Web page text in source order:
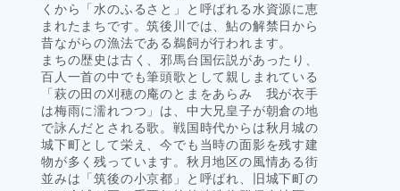
くから「水のふるさと」と呼ばれる水資源に恵
まれたまちです。筑後川では、鮎の解禁日から
昔ながらの漁法である鵜飼が行われます。
まちの歴史は古く、邪馬台国伝説があったり、
百人一首の中でも筆頭歌として親しまれている
「萩の田の刈穂の庵のとまをあらみ 我が衣手
は梅雨に濡れつつ」は、中大兄皇子が朝倉の地
で詠んだとされる歌。戦国時代からは秋月城の
城下町として栄え、今でも当時の面影を残す建
物が多く残っています。秋月地区の風情ある街
並みは「筑後の小京都」と呼ばれ、旧城下町の